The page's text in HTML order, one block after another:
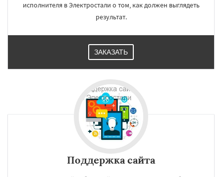
исполнителя в Электростали о том, как должен выглядеть
результат.
ЗАКАЗАТЬ
Поддержка сайта